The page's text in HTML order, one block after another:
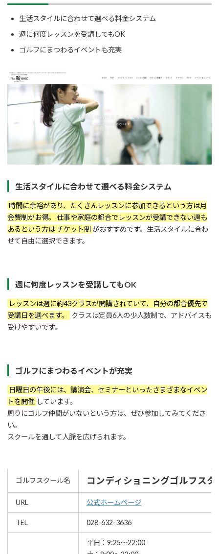
生活スタイルに合わせて選べる料金システム
週に何度レッスンを受講してもOK
ゴルフにまつわるイベントも充実
生活スタイルに合わせて選べる料金システム
時間に余裕があり、たくさんレッスンに参加できるという方は月
会費制がお得。 仕事や家庭の都合でレッスンが受講できない週も
あるという方は チケット制 がおすすめです。生活スタイルに合わ
せて自由に選択できます。
週に何度レッスンを受講してもOK
レッスンは週に約43クラスが開講されていて、自分の都合優先で
受講日を選べます。
クラスは定員6人の少人数制で、アドバイスも
受けやすいです。
ゴルフにまつわるイベントが充実
日曜日の午後には、講演会、セミナーといったさまざまなイベン
トを開催 しています。
周りにゴルフ仲間がいないという方は、ぜひ参加してみてくださ
い。
スクールを通して人脈を広げられます。
ゴルフスクール名 コンディショニングゴルフス
URL 公式ホームページ
TEL 028-632-3636
平日：9:25～22:00